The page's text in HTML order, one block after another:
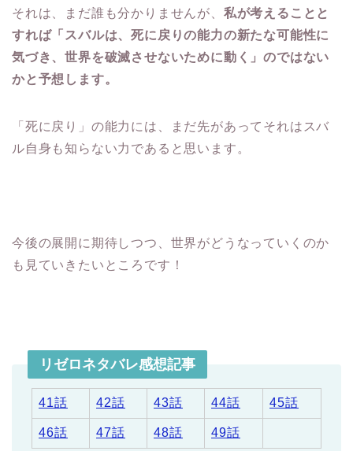
それは、まだ誰も分かりませんが、 私が考えることと
すれば「スバルは、死に戻りの能力の新たな可能性に
気づき、世界を破滅させないために動く」のではない
かと予想します。
「死に戻り」の能力には、まだ先があってそれはスバ
ル自身も知らない力であると思います。
今後の展開に期待しつつ、世界がどうなっていくのか
も見ていきたいところです！
リゼロネタバレ感想記事
41話 42話 43話 44話 45話
46話 47話 48話 49話